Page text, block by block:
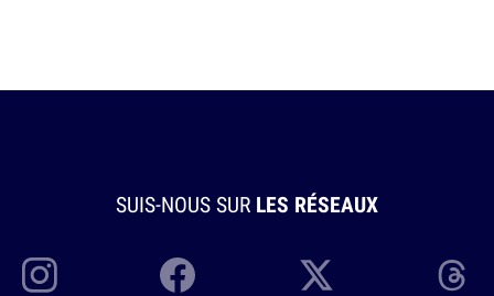
SUIS-NOUS SUR LES RÉSEAUX